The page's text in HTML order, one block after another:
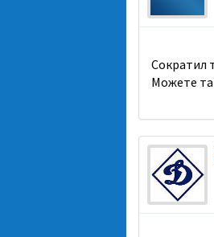
Сократил
Можете